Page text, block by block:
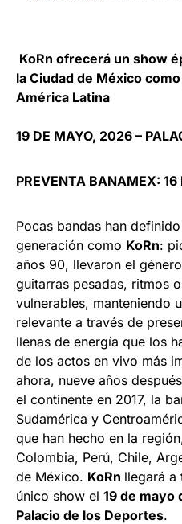
KoRn ofrecerá un show
la Ciudad de México
América Latina
19 DE MAYO, 2026 –
PREVENTA BANAMEX: 16
Pocas bandas han
generación como KoRn:
años 90, llevaron el
guitarras pesadas, ritmos
vulnerables, manteniendo
relevante a través de
llenas de energía que los
de los actos en vivo más
ahora, nueve años
el continente en 2017, la
Sudamérica y
que han hecho en la
Colombia, Perú, Chile,
de México. KoRn llegará a
único show el 19 de mayo
Palacio de los Deportes.